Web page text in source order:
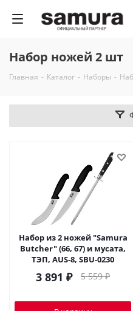
Набор ножей 2 шт
Главная - Каталог - Наборы -
Набор из 2 ножей "Samura
Butcher" (66, 67) и мусата,
ТЭП, AUS-8, SBU-0230
3 891 ₽ 5 559₽